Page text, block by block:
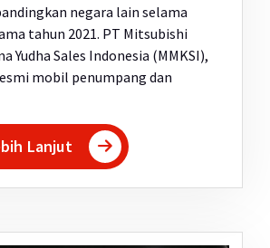
negara lain selama
tahun 2021. PT Mitsubishi
Yudha Sales Indonesia (MMKSI),
mobil penumpang dan
Lanjut